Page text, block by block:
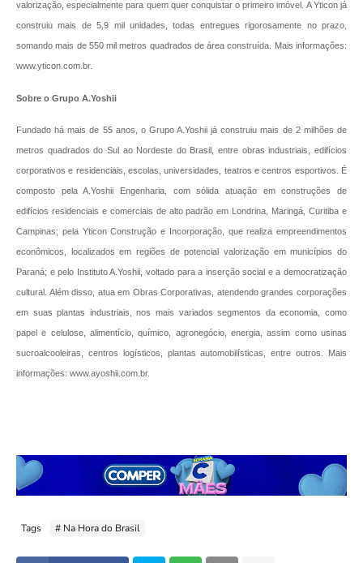
valorização, especialmente para quem quer conquistar o primeiro imóvel. A Yticon já
construiu mais de 5,9 mil unidades, todas entregues rigorosamente no prazo,
somando mais de 550 mil metros quadrados de área construída. Mais informações:
www.yticon.com.br.
Sobre o Grupo A.Yoshii
Fundado há mais de 55 anos, o Grupo A.Yoshii já construiu mais de 2 milhões de
metros quadrados do Sul ao Nordeste do Brasil, entre obras industriais, edifícios
corporativos e residenciais, escolas, universidades, teatros e centros esportivos. É
composto pela A.Yoshii Engenharia, com sólida atuação em construções de
edifícios residenciais e comerciais de alto padrão em Londrina, Maringá, Curitiba e
Campinas; pela Yticon Construção e Incorporação, que realiza empreendimentos
econômicos, localizados em regiões de potencial valorização em municípios do
Paraná; e pelo Instituto A.Yoshii, voltado para a inserção social e a democratização
cultural. Além disso, atua em Obras Corporativas, atendendo grandes corporações
em suas plantas industriais, nos mais variados segmentos da economia, como
papel e celulose, alimentício, químico, agronegócio, energia, assim como usinas
sucroalcooleiras, centros logísticos, plantas automobilísticas, entre outros. Mais
informações: www.ayoshii.com.br.
Tags # Na Hora do Brasil